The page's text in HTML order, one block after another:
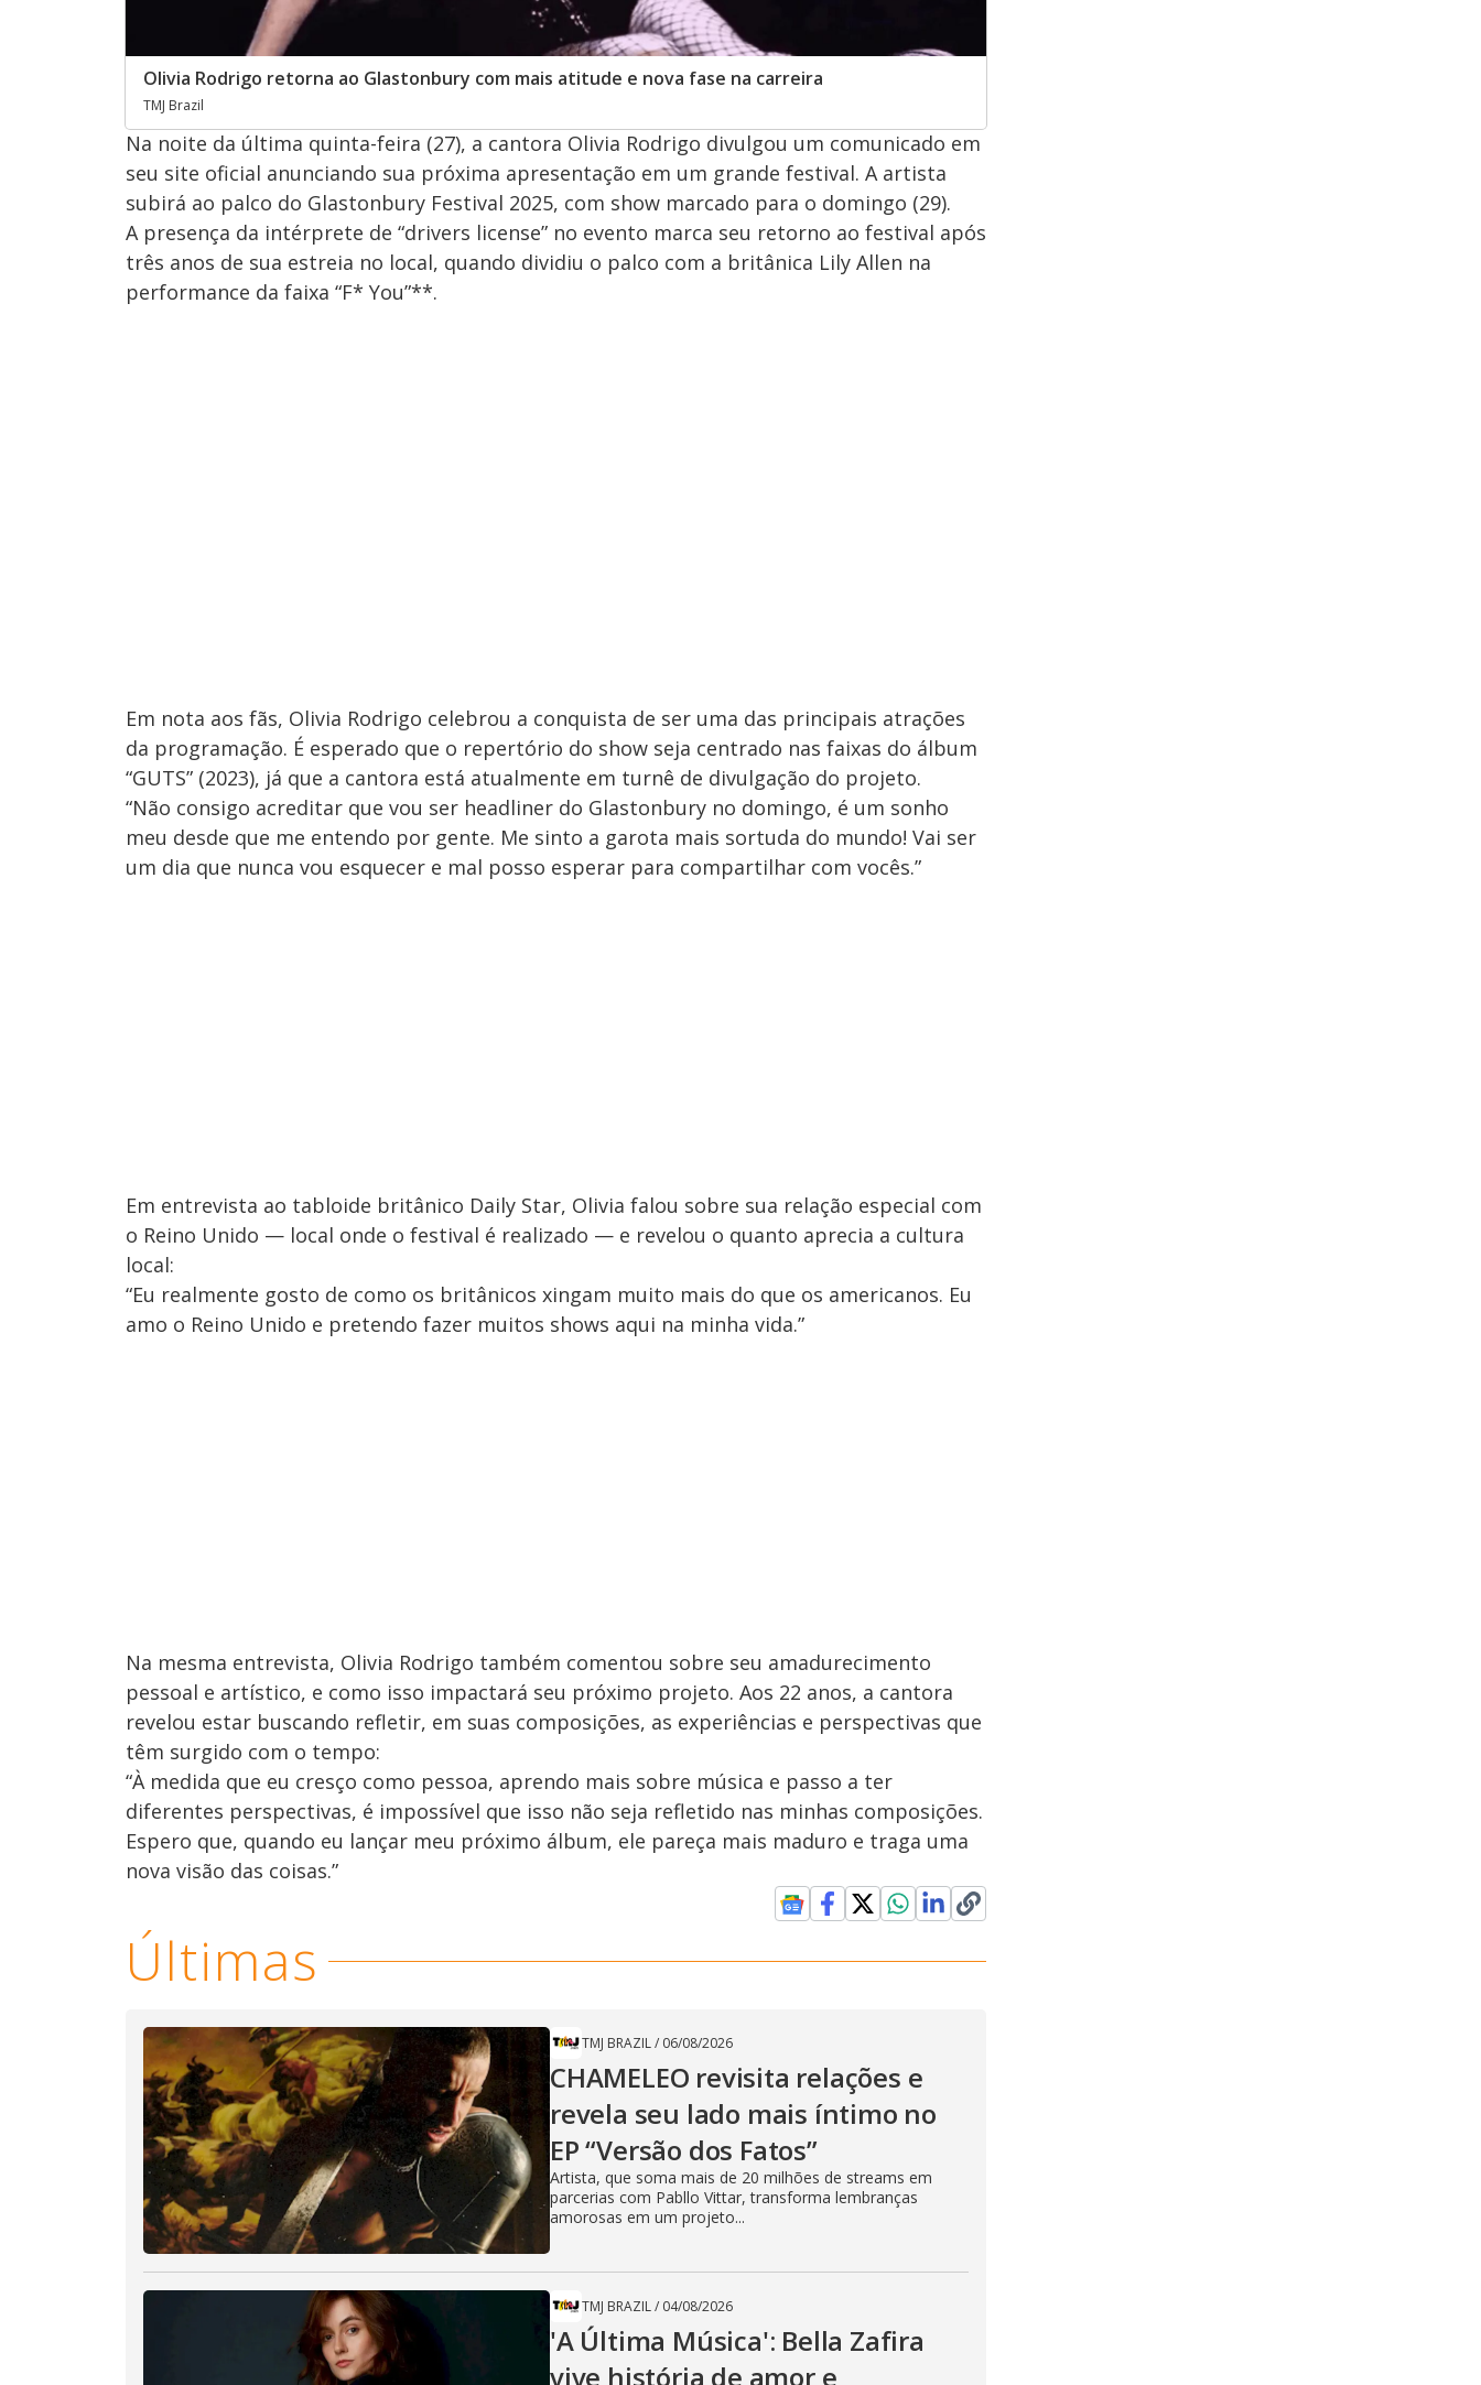
Olivia Rodrigo retorna ao Glastonbury com mais atitude e nova fase na carreira
TMJ Brazil
Na noite da última quinta-feira (27), a cantora Olivia Rodrigo divulgou um comunicado em
seu site oficial anunciando sua próxima apresentação em um grande festival. A artista
subirá ao palco do Glastonbury Festival 2025, com show marcado para o domingo (29).
A presença da intérprete de “drivers license” no evento marca seu retorno ao festival após
três anos de sua estreia no local, quando dividiu o palco com a britânica Lily Allen na
performance da faixa “F* You”**.
Em nota aos fãs, Olivia Rodrigo celebrou a conquista de ser uma das principais atrações
da programação. É esperado que o repertório do show seja centrado nas faixas do álbum
“GUTS” (2023), já que a cantora está atualmente em turnê de divulgação do projeto.
“Não consigo acreditar que vou ser headliner do Glastonbury no domingo, é um sonho
meu desde que me entendo por gente. Me sinto a garota mais sortuda do mundo! Vai ser
um dia que nunca vou esquecer e mal posso esperar para compartilhar com vocês.”
Em entrevista ao tabloide britânico Daily Star, Olivia falou sobre sua relação especial com
o Reino Unido — local onde o festival é realizado — e revelou o quanto aprecia a cultura
local:
“Eu realmente gosto de como os britânicos xingam muito mais do que os americanos. Eu
amo o Reino Unido e pretendo fazer muitos shows aqui na minha vida.”
Na mesma entrevista, Olivia Rodrigo também comentou sobre seu amadurecimento
pessoal e artístico, e como isso impactará seu próximo projeto. Aos 22 anos, a cantora
revelou estar buscando refletir, em suas composições, as experiências e perspectivas que
têm surgido com o tempo:
“À medida que eu cresço como pessoa, aprendo mais sobre música e passo a ter
diferentes perspectivas, é impossível que isso não seja refletido nas minhas composições.
Espero que, quando eu lançar meu próximo álbum, ele pareça mais maduro e traga uma
nova visão das coisas.”
Últimas
TMJ BRAZIL/ 06/08/2026
CHAMELEO revisita relações e
revela seu lado mais íntimo no
EP “Versão dos Fatos”
Artista, que soma mais de 20 milhões de streams em
parcerias com Pabllo Vittar, transforma lembranças
amorosas em um projeto...
TMJ BRAZIL/ 04/08/2026
'A Última Música': Bella Zafira
vive história de amor e